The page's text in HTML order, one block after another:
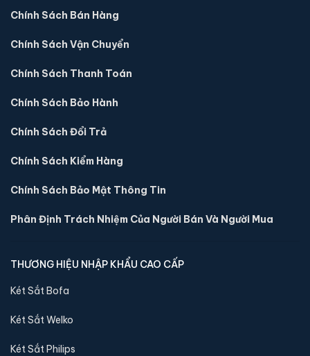
Két sắt mini Việt Tiệp K-COT-25N-H khoá cơ chính
📐 Kích thước:38 x 46 x 38 cm
⚖️ Trọng lượng:45 kg
🛡️ Bảo hành:24 tháng
1,690,000 đ
Chính Sách Bán Hàng
Chính Sách Vận Chuyển
Chính Sách Thanh Toán
Chính Sách Bảo Hành
Chính Sách Đổi Trả
Chính Sách Kiểm Hàng
Chính Sách Bảo Mật Thông Tin
Phân Định Trách Nhiệm Của Người Bán Và Người Mua
THƯƠNG HIỆU NHẬP KHẨU CAO CẤP
Két Sắt Bofa
Két Sắt Welko
Két Sắt Philips